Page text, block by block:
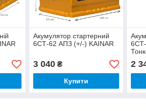
Акумулятор стартерний
6СТ-62 АПЗ (+/-) KAINAR
3 040₴
Купити
2